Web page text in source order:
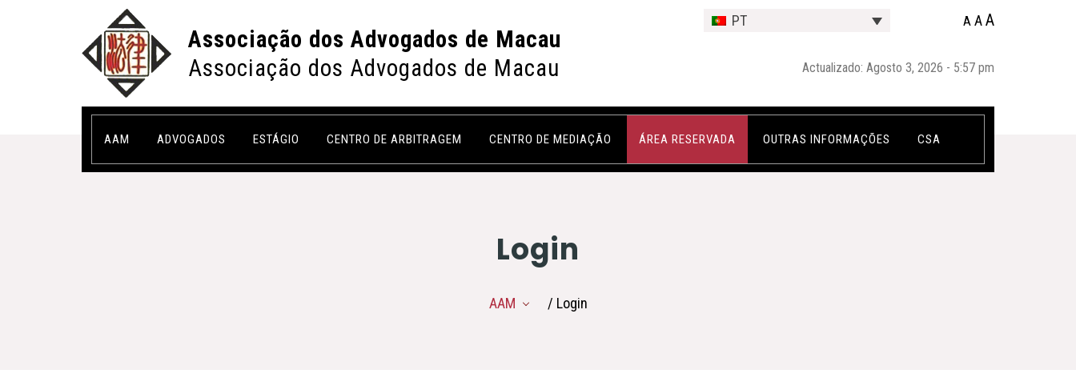
Associação dos Advogados de Macau
Associação dos Advogados de Macau
PT A AA
Actualizado: Agosto 3, 2026 - 5:57 pm
AAM ADVOGADOS ESTÁGIO CENTRO DE ARBITRAGEM CENTRO DE MEDIAÇÃO ÁREA RESERVADA OUTRAS INFORMAÇÕES CSA
Login
AAM / Login